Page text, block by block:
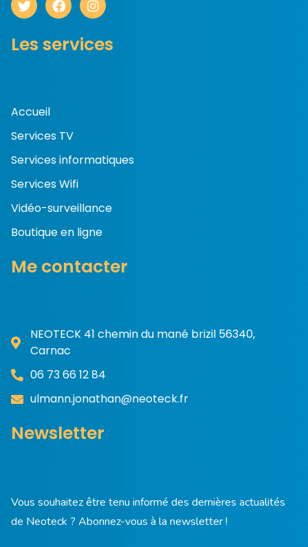
Les services
Accueil
Services TV
Services informatiques
Services Wifi
Vidéo-surveillance
Boutique en ligne
Me contacter
NEOTECK 41 chemin du mané brizil 56340,
Carnac
06 73 66 12 84
ulmann.jonathan@neoteck.fr
Newsletter
Vous souhaitez être tenu informé des dernières actualités
de Neoteck ? Abonnez-vous à la newsletter !